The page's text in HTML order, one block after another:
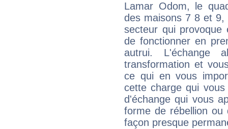
Lamar Odom, le
des maisons 7 8 et
secteur qui provoque
de fonctionner en
autrui. L'échange
transformation et
ce qui en vous
cette charge qui
d'échange qui vous
forme de rébellion ou
façon presque